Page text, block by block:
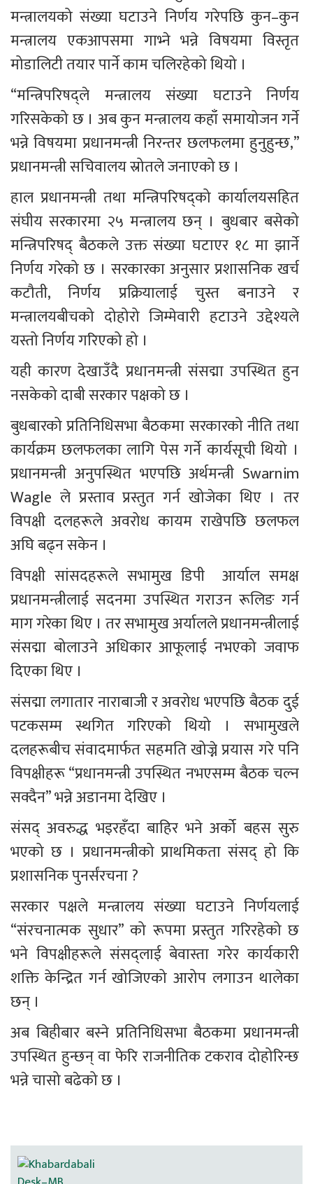
मन्त्रालयको संख्या घटाउने निर्णय गरेपछि कुन–कुन
मन्त्रालय एकआपसमा गाभ्ने भन्ने विषयमा विस्तृत
मोडालिटी तयार पार्ने काम चलिरहेको थियो ।
“मन्त्रिपरिषद्ले मन्त्रालय संख्या घटाउने निर्णय
गरिसकेको छ । अब कुन मन्त्रालय कहाँ समायोजन गर्ने
भन्ने विषयमा प्रधानमन्त्री निरन्तर छलफलमा हुनुहुन्छ,”
प्रधानमन्त्री सचिवालय स्रोतले जनाएको छ ।
हाल प्रधानमन्त्री तथा मन्त्रिपरिषद्को कार्यालयसहित
संघीय सरकारमा २५ मन्त्रालय छन् । बुधबार बसेको
मन्त्रिपरिषद् बैठकले उक्त संख्या घटाएर १८ मा झार्ने
निर्णय गरेको छ । सरकारका अनुसार प्रशासनिक खर्च
कटौती, निर्णय प्रक्रियालाई चुस्त बनाउने र
मन्त्रालयबीचको दोहोरो जिम्मेवारी हटाउने उद्देश्यले
यस्तो निर्णय गरिएको हो ।
यही कारण देखाउँदै प्रधानमन्त्री संसद्मा उपस्थित हुन
नसकेको दाबी सरकार पक्षको छ ।
बुधबारको प्रतिनिधिसभा बैठकमा सरकारको नीति तथा
कार्यक्रम छलफलका लागि पेस गर्ने कार्यसूची थियो ।
प्रधानमन्त्री अनुपस्थित भएपछि अर्थमन्त्री Swarnim
Wagle ले प्रस्ताव प्रस्तुत गर्न खोजेका थिए । तर
विपक्षी दलहरूले अवरोध कायम राखेपछि छलफल
अघि बढ्न सकेन ।
विपक्षी सांसदहरूले सभामुख डिपी  आर्याल समक्ष
प्रधानमन्त्रीलाई सदनमा उपस्थित गराउन रूलिङ गर्न
माग गरेका थिए । तर सभामुख अर्यालले प्रधानमन्त्रीलाई
संसद्मा बोलाउने अधिकार आफूलाई नभएको जवाफ
दिएका थिए ।
संसद्मा लगातार नाराबाजी र अवरोध भएपछि बैठक दुई
पटकसम्म स्थगित गरिएको थियो । सभामुखले
दलहरूबीच संवादमार्फत सहमति खोज्ने प्रयास गरे पनि
विपक्षीहरू “प्रधानमन्त्री उपस्थित नभएसम्म बैठक चल्न
सक्दैन” भन्ने अडानमा देखिए ।
संसद् अवरुद्ध भइरहँदा बाहिर भने अर्को बहस सुरु
भएको छ । प्रधानमन्त्रीको प्राथमिकता संसद् हो कि
प्रशासनिक पुनर्संरचना ?
सरकार पक्षले मन्त्रालय संख्या घटाउने निर्णयलाई
“संरचनात्मक सुधार” को रूपमा प्रस्तुत गरिरहेको छ
भने विपक्षीहरूले संसद्लाई बेवास्ता गरेर कार्यकारी
शक्ति केन्द्रित गर्न खोजिएको आरोप लगाउन थालेका
छन् ।
अब बिहीबार बस्ने प्रतिनिधिसभा बैठकमा प्रधानमन्त्री
उपस्थित हुन्छन् वा फेरि राजनीतिक टकराव दोहोरिन्छ
भन्ने चासो बढेको छ ।